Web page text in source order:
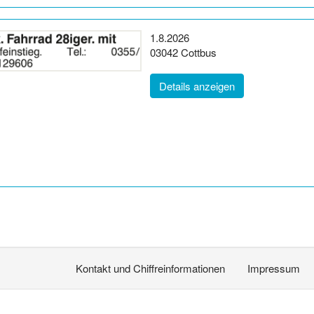
Erscheinungsdatum:
1.8.2026
Postleitzahl:
03042 Ort:
Cottbus
Details anzeigen(ID: 2064332)
Kontakt und Chiffreinformationen Impressum